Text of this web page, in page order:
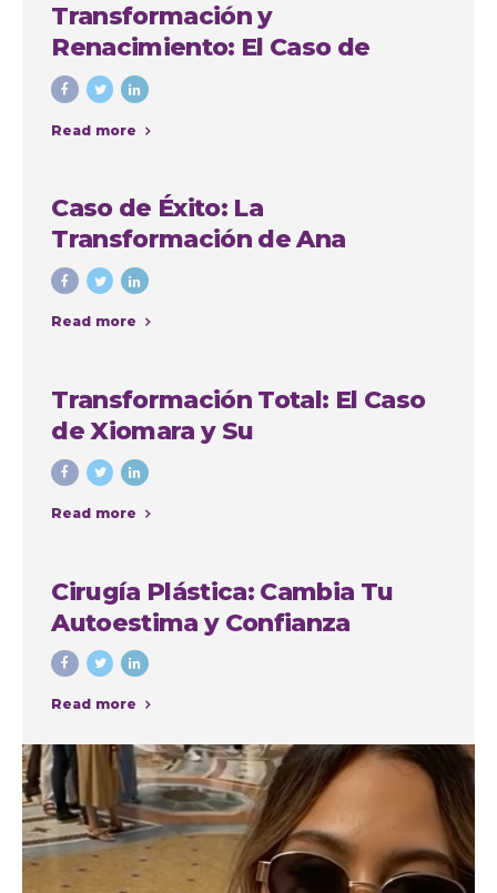
Transformación y
Renacimiento: El Caso de
Yadiris
Read more
Caso de Éxito: La
Transformación de Ana
Cristina Osorio Arango con
Colombia Plastic
Read more
Transformación Total: El Caso
de Xiomara y Su
Lipoabdominoplastia en
Colombia Plastic Esthetic
International
Read more
Cirugía Plástica: Cambia Tu
Autoestima y Confianza
Read more